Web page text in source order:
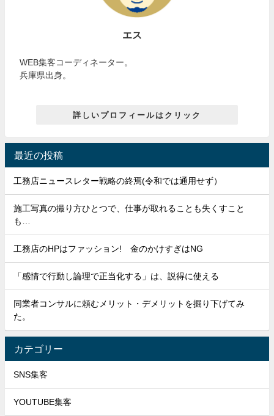
エス
WEB集客コーディネーター。
兵庫県出身。
詳しいプロフィールはクリック
最近の投稿
工務店ニュースレター戦略の終焉(令和では通用せず）
施工写真の撮り方ひとつで、仕事が取れることも失くすこと
も…
工務店のHPはファッション! 金のかけすぎはNG
「感情で行動し論理で正当化する」は、説得に使える
同業者コンサルに頼むメリット・デメリットを掘り下げてみ
た。
カテゴリー
SNS集客
YOUTUBE集客